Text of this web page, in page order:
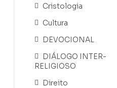
Cristologia
Cultura
DEVOCIONAL
DIÁLOGO INTER-
RELIGIOSO
Direito